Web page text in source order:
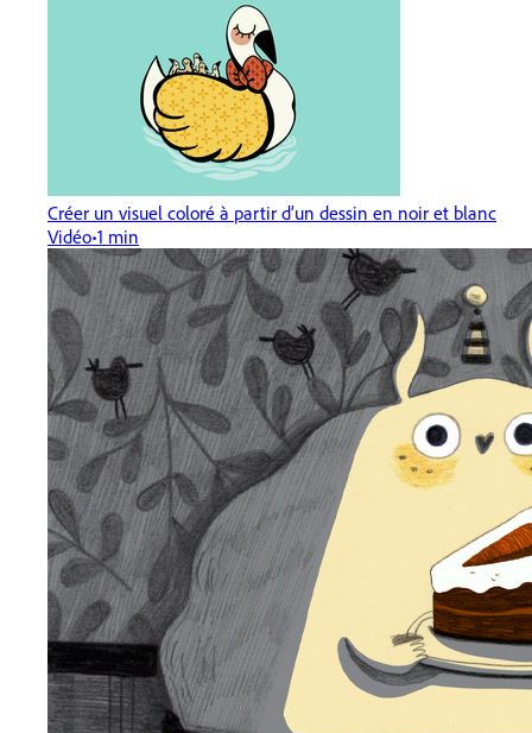
Créer un visuel coloré à partir d’un dessin en noir et blanc
Vidéo 1 min